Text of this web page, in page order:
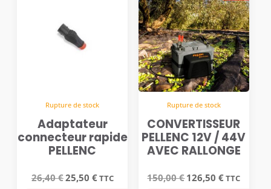
Rupture de stock
Adaptateur
connecteur rapide
PELLENC
26,40€Le
25,50 €Le
TTC
Rupture de stock
CONVERTISSEUR
PELLENC 12V / 44V
AVEC RALLONGE
150,00€Le
126,50€Le
TTC